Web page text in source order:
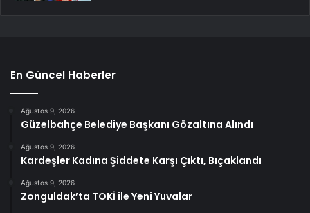
En Güncel Haberler
Ağustos 9, 2026
Güzelbahçe Belediye Başkanı Gözaltına Alındı
Ağustos 9, 2026
Kardeşler Kadına Şiddete Karşı Çıktı, Bıçaklandı
Ağustos 9, 2026
Zonguldak’ta TOKİ ile Yeni Yuvalar